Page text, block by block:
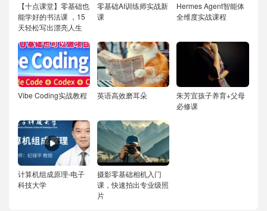
【十点课堂】零基础也
能学好的书法课 ，15
天轻松写出漂亮人生
零基础AI训练师实战新
课
Hermes Agent智能体
全维度实战课程
Vibe Coding实战教程 英语高效磨耳朵
朱芳宜孩子养育+父母
必修课
计算机组成原理-电子
科技大学
摄影零基础相机入门
课，快速拍出专业级照
片